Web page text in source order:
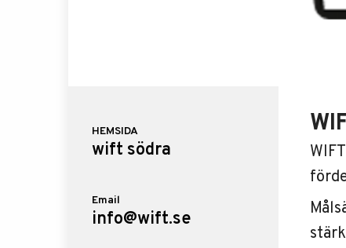
HEMSIDA
wift södra
Email
info@wift.se